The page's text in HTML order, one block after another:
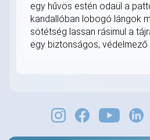
egy hűvös estén odaül a
kandallóban lobogó lángok
sötétség lassan rásimul a
egy biztonságos, védelmező